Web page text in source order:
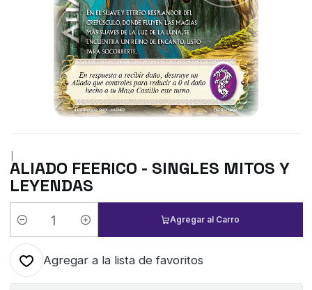
|
ALIADO FEERICO - SINGLES MITOS Y
LEYENDAS
Cantidad
Agregar al Carro
Agregar a la lista de favoritos